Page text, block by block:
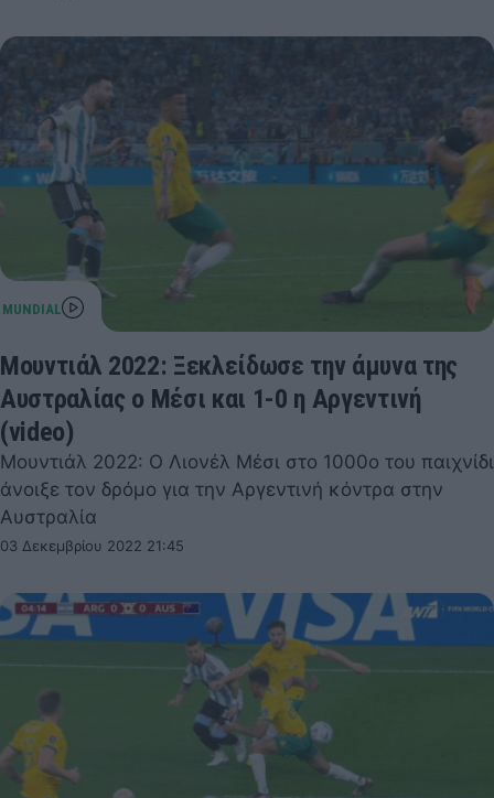
Μουντιάλ 2022: Ξεκλείδωσε την άμυνα της
Αυστραλίας ο Μέσι και 1-0 η Αργεντινή
(video)
Μουντιάλ 2022: Ο Λιονέλ Μέσι στο 1000ο του παιχνίδι
άνοιξε τον δρόμο για την Αργεντινή κόντρα στην
Αυστραλία
03 Δεκεμβρίου 2022 21:45